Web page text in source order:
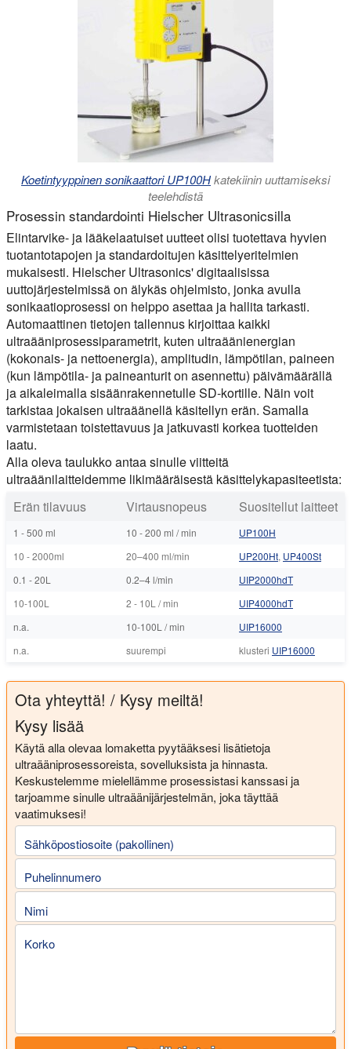
Koetintyyppinen sonikaattori UP100Hkatekiinin uuttamiseksi
teelehdistä
Prosessin standardointi Hielscher Ultrasonicsilla
Elintarvike- ja lääkelaatuiset uutteet olisi tuotettava hyvien
tuotantotapojen ja standardoitujen käsittelyeritelmien
mukaisesti. Hielscher Ultrasonics' digitaalisissa
uuttojärjestelmissä on älykäs ohjelmisto, jonka avulla
sonikaatioprosessi on helppo asettaa ja hallita tarkasti.
Automaattinen tietojen tallennus kirjoittaa kaikki
ultraääniprosessiparametrit, kuten ultraäänienergian
(kokonais- ja nettoenergia), amplitudin, lämpötilan, paineen
(kun lämpötila- ja paineanturit on asennettu) päivämäärällä
ja aikaleimalla sisäänrakennetulle SD-kortille. Näin voit
tarkistaa jokaisen ultraäänellä käsitellyn erän. Samalla
varmistetaan toistettavuus ja jatkuvasti korkea tuotteiden
laatu.
Alla oleva taulukko antaa sinulle viitteitä
ultraäänilaitteidemme likimääräisestä käsittelykapasiteetista:
Erän tilavuus
Virtausnopeus Suositellut laitteet
1 - 500 ml 10 - 200 ml / min
UP100H
10 - 2000ml
20–400 ml/min UP200Ht, UP400St
0.1 - 20L
0.2–4 l/min
UIP2000hdT
10-100L
2 - 10L / min
UIP4000hdT
n.a.
10-100L / min
UIP16000
n.a.
suurempi klusteri UIP16000
Ota yhteyttä! / Kysy meiltä!
Kysy lisää
Käytä alla olevaa lomaketta pyytääksesi lisätietoja
ultraääniprosessoreista, sovelluksista ja hinnasta.
Keskustelemme mielellämme prosessistasi kanssasi ja
tarjoamme sinulle ultraäänijärjestelmän, joka täyttää
vaatimuksesi!
Sähköpostiosoite (pakollinen)
Puhelinnumero
Nimi
Korko